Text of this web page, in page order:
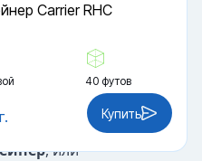
Carrier RHC
40 футов
Купить
, или